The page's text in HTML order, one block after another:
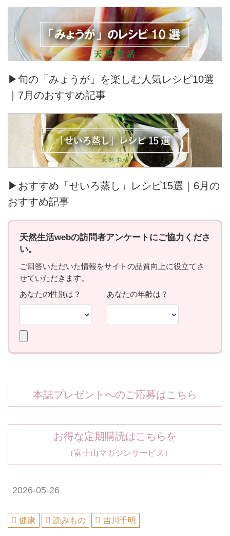
▶旬の「みょうが」を楽しむ人気レシピ10選
｜7月のおすすめ記事
▶おすすめ「せいろ蒸し」レシピ15選｜6月の
おすすめ記事
本誌プレゼントへのご応募はこちら
お得な定期購読はこちらを
（富士山マガジンサービス）
2026-05-26
健康 読みもの 吉川千明